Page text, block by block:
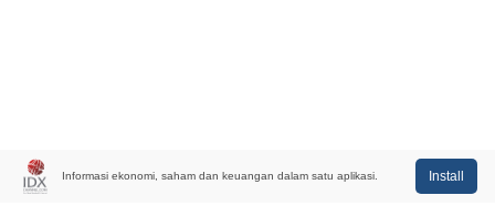
Informasi ekonomi, saham dan keuangan dalam satu aplikasi. Install